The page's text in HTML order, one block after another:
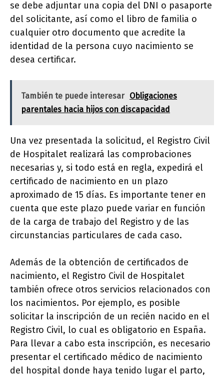
se debe adjuntar una copia del DNI o pasaporte
del solicitante, así como el libro de familia o
cualquier otro documento que acredite la
identidad de la persona cuyo nacimiento se
desea certificar.
También te puede interesar Obligaciones
parentales hacia hijos con discapacidad
Una vez presentada la solicitud, el Registro Civil
de Hospitalet realizará las comprobaciones
necesarias y, si todo está en regla, expedirá el
certificado de nacimiento en un plazo
aproximado de 15 días. Es importante tener en
cuenta que este plazo puede variar en función
de la carga de trabajo del Registro y de las
circunstancias particulares de cada caso.
Además de la obtención de certificados de
nacimiento, el Registro Civil de Hospitalet
también ofrece otros servicios relacionados con
los nacimientos. Por ejemplo, es posible
solicitar la inscripción de un recién nacido en el
Registro Civil, lo cual es obligatorio en España.
Para llevar a cabo esta inscripción, es necesario
presentar el certificado médico de nacimiento
del hospital donde haya tenido lugar el parto,